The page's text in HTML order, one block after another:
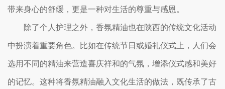
带来身心的舒缓，更是一种对生活的尊重与感恩。
除了个人护理之外，香氛精油也在陕西的传统文化活动
中扮演着重要角色。比如在传统节日或婚礼仪式上，人们会
选用不同的精油来营造喜庆祥和的气氛，增添仪式感和美好
的记忆。这种将香氛精油融入文化生活的做法，既传承了古